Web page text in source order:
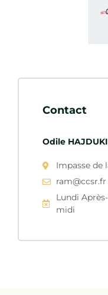
Contact
Odile
Impasse de
ram@ccsr.fr
Lundi
midi